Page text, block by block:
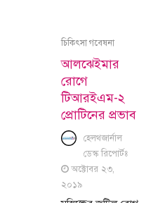
চিকিৎসা গবেষনা
আলঝেইমার
রোগে
টিআরইএম-২
প্রোটিনের প্রভাব
হেলথজার্নাল
ডেস্ক রিপোর্টঃ
অক্টোবর ২৩,
২০১৯